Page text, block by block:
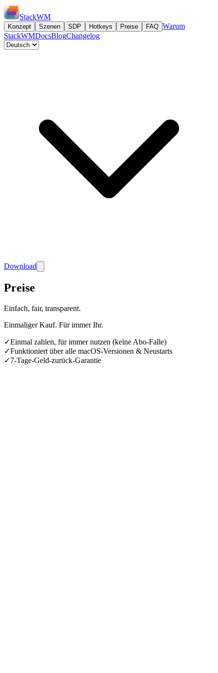
StackWM
Konzept Szenen SDP Hotkeys Preise FAQ Warum
StackWMDocsBlogChangelog
Download
Preise
Einfach, fair, transparent.
Einmaliger Kauf. Für immer Ihr.
✓Einmal zahlen, für immer nutzen (keine Abo-Falle)
✓Funktioniert über alle macOS-Versionen & Neustarts
✓7-Tage-Geld-zurück-Garantie